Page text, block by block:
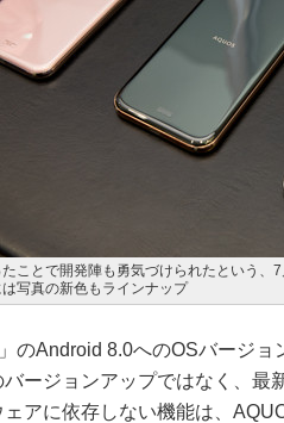
ことで開発陣も勇気づけられたという、
写真の新色もラインナップ
のAndroid 8.0へのOSバージョ
ージョンアップではなく、最
ェアに依存しない機能は、